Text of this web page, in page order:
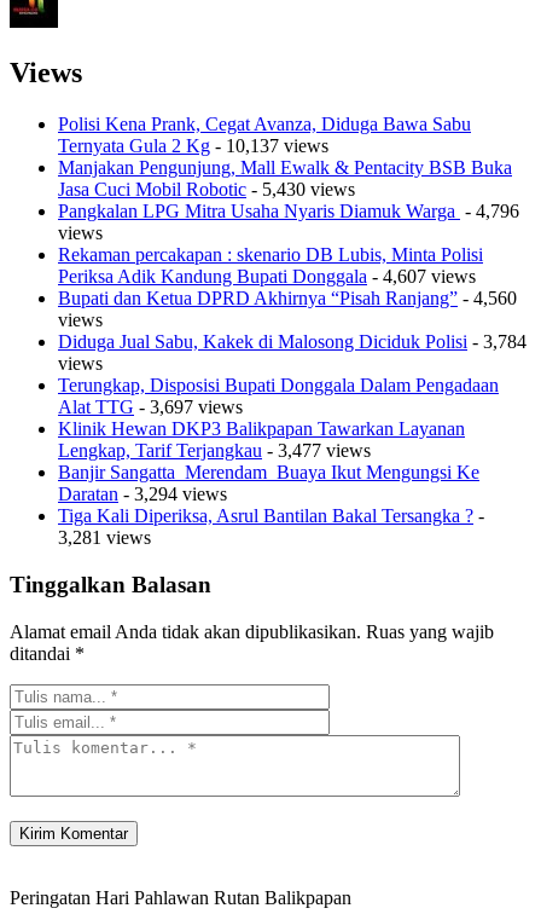
Views
Polisi Kena Prank, Cegat Avanza, Diduga Bawa Sabu
Ternyata Gula 2 Kg - 10,137 views
Manjakan Pengunjung, Mall Ewalk & Pentacity BSB Buka
Jasa Cuci Mobil Robotic - 5,430 views
Pangkalan LPG Mitra Usaha Nyaris Diamuk Warga - 4,796
views
Rekaman percakapan : skenario DB Lubis, Minta Polisi
Periksa Adik Kandung Bupati Donggala - 4,607 views
Bupati dan Ketua DPRD Akhirnya “Pisah Ranjang” - 4,560
views
Diduga Jual Sabu, Kakek di Malosong Diciduk Polisi - 3,784
views
Terungkap, Disposisi Bupati Donggala Dalam Pengadaan
Alat TTG - 3,697 views
Klinik Hewan DKP3 Balikpapan Tawarkan Layanan
Lengkap, Tarif Terjangkau - 3,477 views
Banjir Sangatta Merendam Buaya Ikut Mengungsi Ke
Daratan - 3,294 views
Tiga Kali Diperiksa, Asrul Bantilan Bakal Tersangka ? -
3,281 views
Tinggalkan Balasan
Alamat email Anda tidak akan dipublikasikan. Ruas yang wajib
ditandai *
Peringatan Hari Pahlawan Rutan Balikpapan